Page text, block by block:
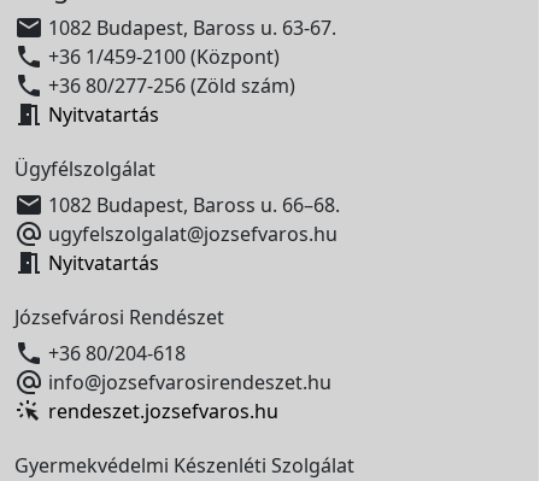
 1082 Budapest, Baross u. 63-67.
 +36 1/459-2100 (Központ)
 +36 80/277-256 (Zöld szám)
 Nyitvatartás
Ügyfélszolgálat
 1082 Budapest, Baross u. 66–68.
 ugyfelszolgalat@jozsefvaros.hu
 Nyitvatartás
Józsefvárosi Rendészet
 +36 80/204-618
 info@jozsefvarosirendeszet.hu
rendeszet.jozsefvaros.hu
Gyermekvédelmi Készenléti Szolgálat